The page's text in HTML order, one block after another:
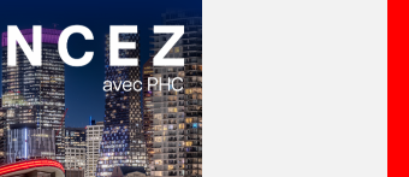
hypothécaire
Formation Continue